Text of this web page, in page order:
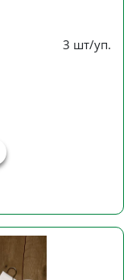
3 шт/уп.